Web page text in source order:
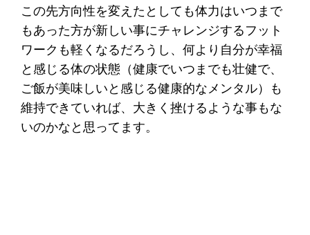
この先方向性を変えたとしても体力はいつまで
もあった方が新しい事にチャレンジするフット
ワークも軽くなるだろうし、何より自分が幸福
と感じる体の状態（健康でいつまでも壮健で、
ご飯が美味しいと感じる健康的なメンタル）も
維持できていれば、大きく挫けるような事もな
いのかなと思ってます。